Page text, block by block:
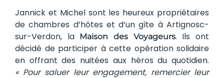
Jannick et Michel sont les heureux propriétaires
de chambres d’hôtes et d’un gîte à Artignosc-
sur-Verdon, la Maison des Voyageurs. Ils ont
décidé de participer à cette opération solidaire
en offrant des nuitées aux héros du quotidien.
« Pour saluer leur engagement, remercier leur